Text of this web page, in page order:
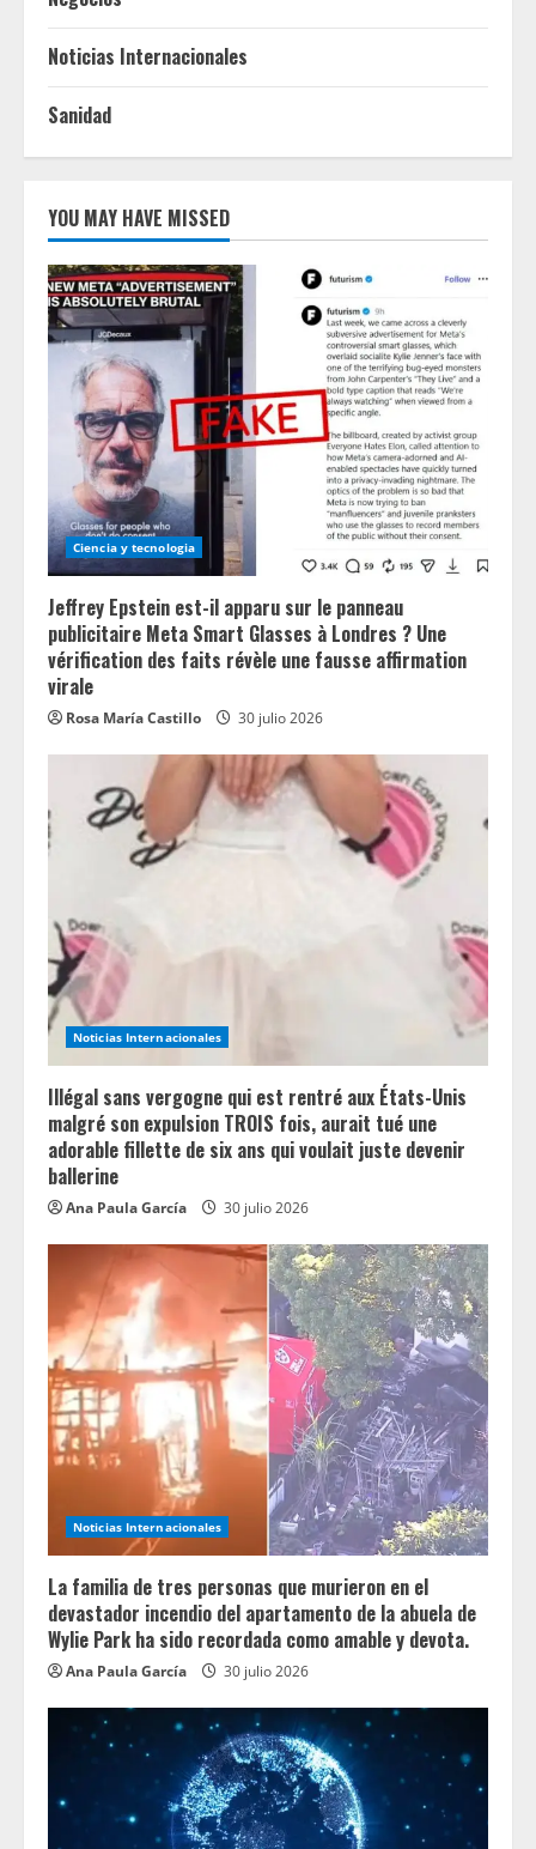
Noticias Internacionales
Sanidad
YOU MAY HAVE MISSED
Ciencia y tecnologia
Jeffrey Epstein est-il apparu sur le panneau
publicitaire Meta Smart Glasses à Londres ? Une
vérification des faits révèle une fausse affirmation
virale
Rosa María Castillo 30 julio 2026
Noticias Internacionales
Illégal sans vergogne qui est rentré aux États-Unis
malgré son expulsion TROIS fois, aurait tué une
adorable fillette de six ans qui voulait juste devenir
ballerine
Ana Paula García 30 julio 2026
Noticias Internacionales
La familia de tres personas que murieron en el
devastador incendio del apartamento de la abuela de
Wylie Park ha sido recordada como amable y devota.
Ana Paula García 30 julio 2026